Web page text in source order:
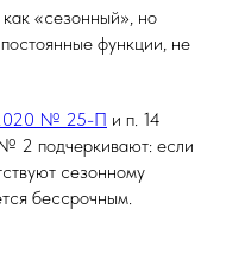
«сезонный», но
функции, не
№ 25-П и п. 14
2 подчеркивают: если
сезонному
бессрочным.